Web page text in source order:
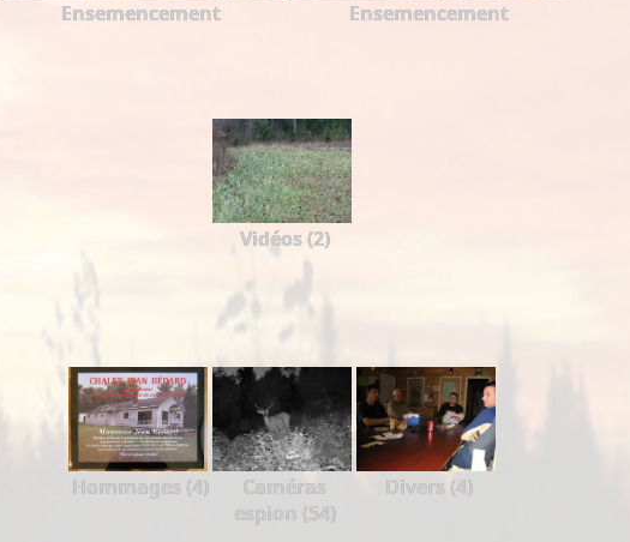
Ensemencement Ensemencement
Vidéos (2)
Hommages (4)
Caméras
espion (54)
Divers (4)